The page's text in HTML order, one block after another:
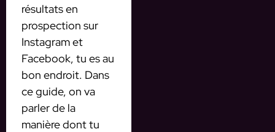
résultats en
prospection sur
Instagram et
Facebook, tu es au
bon endroit. Dans
ce guide, on va
parler de la
manière dont tu